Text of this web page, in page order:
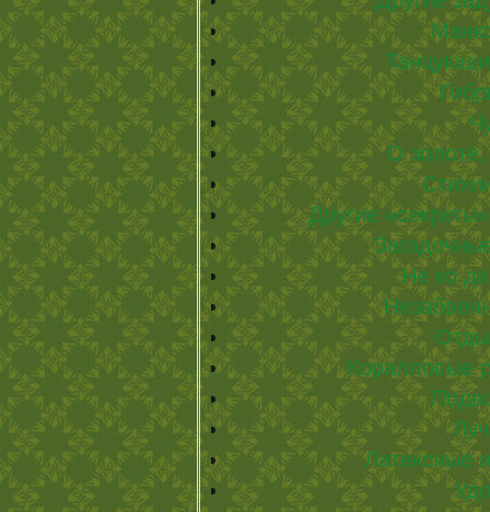
О
Другие
Не ко
Коралловые
Латексные